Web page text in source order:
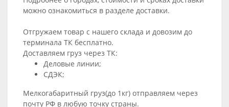
можно ознакомиться в разделе доставки.
Отгружаем товар с нашего склада и довозим до
терминала ТК бесплатно.
Доставляем груз через ТК:
Деловые линии;
СДЭК;
Мелкогабаритный груз(до 1кг) отправляем через
почту РФ в любую точку страны.